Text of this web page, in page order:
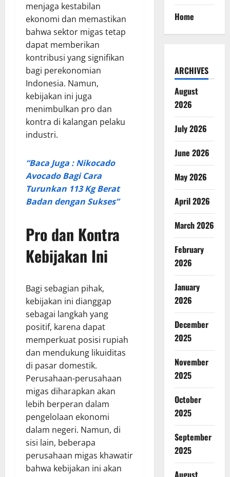
menjaga kestabilan
ekonomi dan memastikan
bahwa sektor migas tetap
dapat memberikan
kontribusi yang signifikan
bagi perekonomian
Indonesia. Namun,
kebijakan ini juga
menimbulkan pro dan
kontra di kalangan pelaku
industri.
“Baca Juga : Nikocado
Avocado Bagi Cara
Turunkan 113 Kg Berat
Badan dengan Sukses”
Pro dan Kontra
Kebijakan Ini
Bagi sebagian pihak,
kebijakan ini dianggap
sebagai langkah yang
positif, karena dapat
memperkuat posisi rupiah
dan mendukung likuiditas
di pasar domestik.
Perusahaan-perusahaan
migas diharapkan akan
lebih berperan dalam
pengelolaan ekonomi
dalam negeri. Namun, di
sisi lain, beberapa
perusahaan migas khawatir
bahwa kebijakan ini akan
Home
ARCHIVES
August
2026
July 2026
June 2026
May 2026
April 2026
March 2026
February
2026
January
2026
December
2025
November
2025
October
2025
September
2025
August